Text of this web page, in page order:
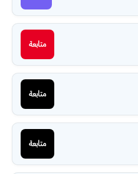
متابعة
متابعة
متابعة